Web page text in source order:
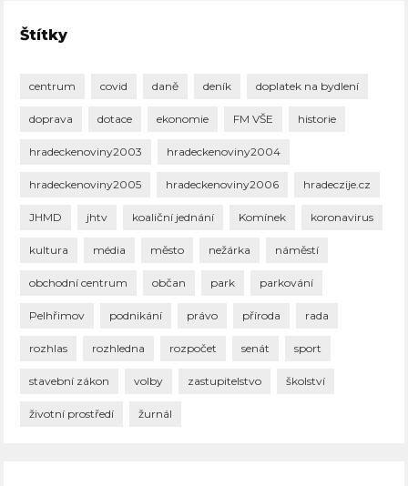
Štítky
centrum covid daně deník doplatek na bydlení
doprava dotace ekonomie FM VŠE historie
hradeckenoviny2003 hradeckenoviny2004
hradeckenoviny2005 hradeckenoviny2006 hradeczije.cz
JHMD jhtv koaliční jednání Komínek koronavirus
kultura média město nežárka náměstí
obchodní centrum občan park parkování
Pelhřimov podnikání právo příroda rada
rozhlas rozhledna rozpočet senát sport
stavební zákon volby zastupitelstvo školství
životní prostředí žurnál